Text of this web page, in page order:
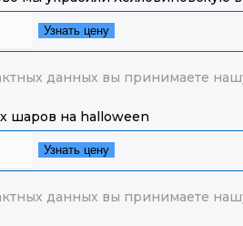
Узнать цену
данных вы принимаете
Узнать цену
данных вы принимаете